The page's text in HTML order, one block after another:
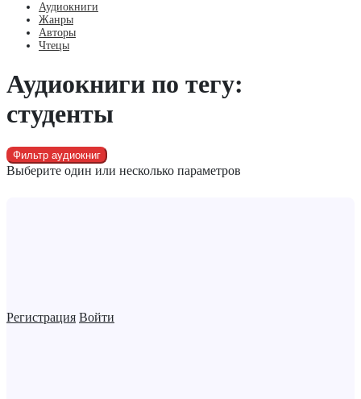
Регистрация Войти
Аудиокниги
Жанры
Авторы
Чтецы
Аудиокниги по тегу:
студенты
Фильтр аудиокниг
Выберите один или несколько параметров